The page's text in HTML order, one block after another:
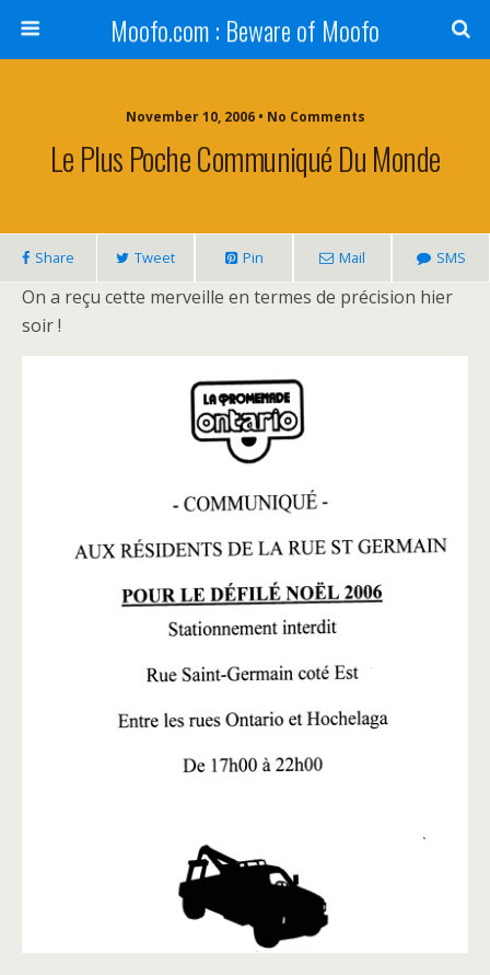
Moofo.com : Beware of Moofo
November 10, 2006 • No Comments
Le Plus Poche Communiqué Du Monde
Share Tweet Pin Mail SMS
On a reçu cette merveille en termes de précision hier
soir !